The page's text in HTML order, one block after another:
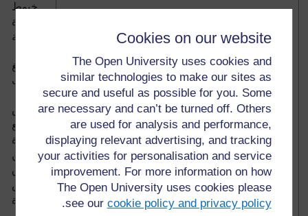
Cookies on our website
The Open University uses cookies and
similar technologies to make our sites as
secure and useful as possible for you. Some
are necessary and can’t be turned off. Others
are used for analysis and performance,
displaying relevant advertising, and tracking
your activities for personalisation and service
improvement. For more information on how
The Open University uses cookies please
see our cookie policy and privacy policy
.
خيوط
دوبارة
رقيقة
صمغ
مثبت
بعض
القطع
الصغيرة
من
الورق
الأبيض
السادة